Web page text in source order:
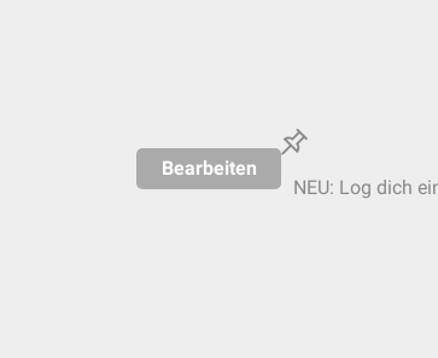
Bearbeiten
NEU: Log dich